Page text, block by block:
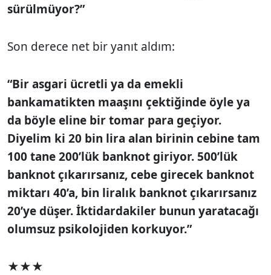
sürülmüyor?”
Son derece net bir yanıt aldım:
“Bir asgari ücretli ya da emekli
bankamatikten maaşını çektiğinde öyle ya
da böyle eline bir tomar para geçiyor.
Diyelim ki 20 bin lira alan birinin cebine tam
100 tane 200’lük banknot giriyor. 500’lük
banknot çıkarırsanız, cebe girecek banknot
miktarı 40’a, bin liralık banknot çıkarırsanız
20’ye düşer. İktidardakiler bunun yaratacağı
olumsuz psikolojiden korkuyor.”
★★★